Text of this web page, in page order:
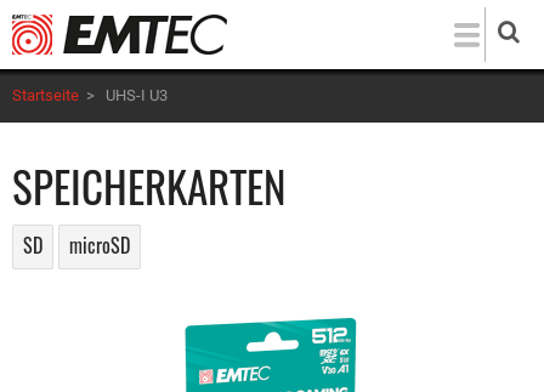
Direkt
zum
Inhalt
Startseite > UHS-I U3
SPEICHERKARTEN
SD microSD